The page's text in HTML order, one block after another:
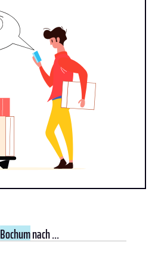
Bochumnach ...